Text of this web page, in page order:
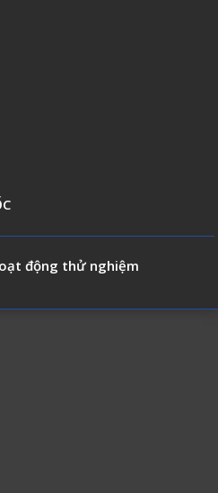
động thử nghiệm